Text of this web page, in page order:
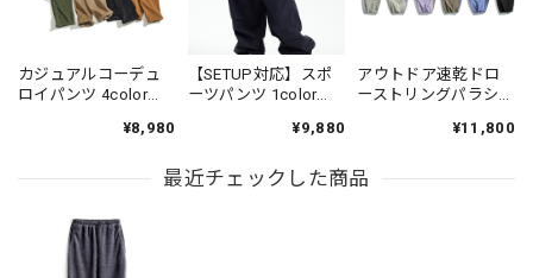
カジュアルコーデュ
ロイパンツ 4color
¥8,980
【SETUP対応】スポ
ーツパンツ 1color
¥9,880
アウトドア速乾ドロ
ーストリングパラシ
¥11,800
最近チェックした商品